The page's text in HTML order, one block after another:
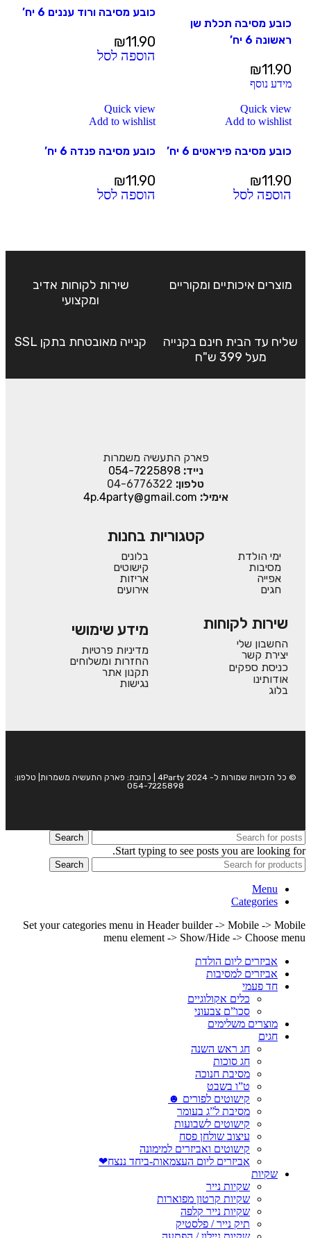
כובע מסיבה תכלת שן
ראשונה 6 יח’
₪11.90
מידע נוסף
כובע מסיבה ורוד עננים 6 יח’
₪11.90
הוספה לסל
Quick view
Add to wishlist
כובע מסיבה פיראטים 6 יח’
₪11.90
הוספה לסל
Quick view
Add to wishlist
כובע מסיבה פנדה 6 יח’
₪11.90
הוספה לסל
מוצרים איכותיים ומקוריים
שירות לקוחות אדיב
ומקצועי
שליח עד הבית חינם בקנייה
מעל 399 ש"ח
קנייה מאובטחת בתקן SSL
פארק התעשיה משמרות
נייד:054-7225898
טלפון: 04-6776322
אימיל: 4p.4party@gmail.com
קטגוריות בחנות
ימי הולדת
מסיבות
אפייה
חגים
בלונים
קישוטים
אריזות
אירועים
שירות לקוחות
החשבון שלי
יצירת קשר
כניסת ספקים
אודותינו
בלוג
מידע שימושי
מדיניות פרטיות
החזרות ומשלוחים
תקנון אתר
נגישות
© כל הזכויות שמורות ל- 4Party 2024 | כתובת: פארק התעשיה משמרות| טלפון:
054-7225898
Search
Start typing to see posts you are looking for.
Search
Menu
Categories
Set your categories menu in Header builder -> Mobile -> Mobile
menu element -> Show/Hide -> Choose menu
אביזרים ליום הולדת
אביזרים למסיבות
חד פעמי
כלים אקולוגיים
סכו”ם צבעוני
מוצרים משלימים
חגים
חג ראש השנה
חג סוכות
מסיבת חנוכה
ט”ו בשבט
קישוטים לפורים ☻
מסיבת ל”ג בעומר
קישוטים לשבועות
עיצוב שולחן פסח
קישוטים ואביזרים למימונה
אביזרים ליום העצמאות-ביחד ננצח❤
שקיות
שקיות נייר
שקיות קרטון מפוארות
שקיות נייר קלפה
תיק נייר / פלסטיק